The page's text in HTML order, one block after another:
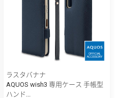
ラスタバナナ
AQUOS wish3 専用ケース 手帳型
ハンド...